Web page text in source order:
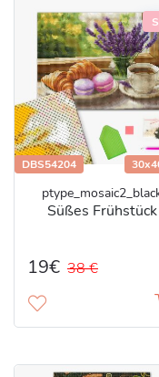
DBS54204
Süßes Frühstück
19€ 38 €